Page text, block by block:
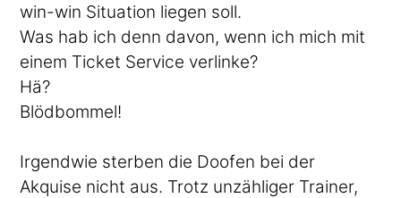
win-win Situation liegen soll.
Was hab ich denn davon, wenn ich mich mit
einem Ticket Service verlinke?
Hä?
Blödbommel!
Irgendwie sterben die Doofen bei der
Akquise nicht aus. Trotz unzähliger Trainer,